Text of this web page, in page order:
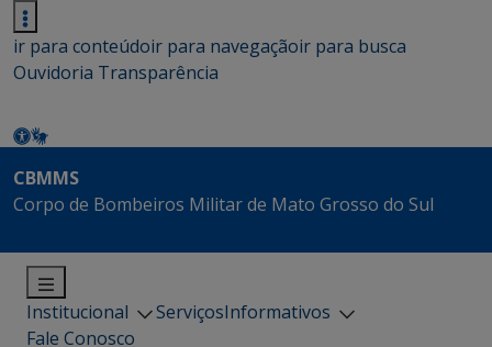
ir para conteúdoir para navegaçãoir para busca
Ouvidoria Transparência
CBMMS
Corpo de Bombeiros Militar de Mato Grosso do Sul
Institucional ServiçosInformativos
Fale Conosco